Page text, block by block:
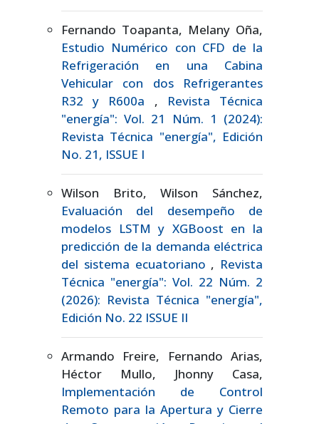
Fernando Toapanta, Melany Oña,
Estudio Numérico con CFD de la
Refrigeración en una Cabina
Vehicular con dos Refrigerantes
R32 y R600a , Revista Técnica
"energía": Vol. 21 Núm. 1 (2024):
Revista Técnica "energía", Edición
No. 21, ISSUE I
Wilson Brito, Wilson Sánchez,
Evaluación del desempeño de
modelos LSTM y XGBoost en la
predicción de la demanda eléctrica
del sistema ecuatoriano , Revista
Técnica "energía": Vol. 22 Núm. 2
(2026): Revista Técnica "energía",
Edición No. 22 ISSUE II
Armando Freire, Fernando Arias,
Héctor Mullo, Jhonny Casa,
Implementación de Control
Remoto para la Apertura y Cierre